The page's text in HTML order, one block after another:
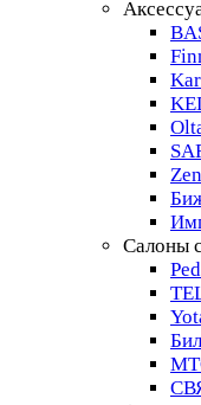
Салоны